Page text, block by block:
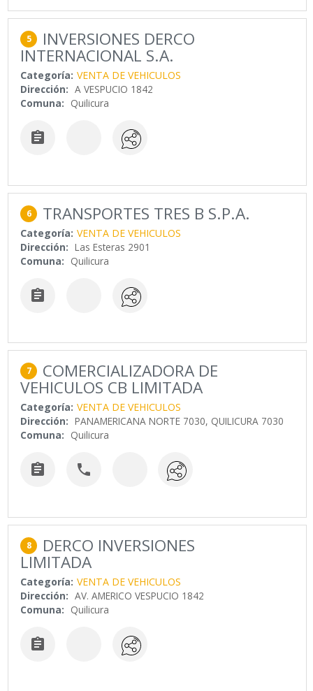
5 INVERSIONES DERCO
INTERNACIONAL S.A.
Categoría: VENTA DE VEHICULOS
Dirección: A VESPUCIO 1842
Comuna: Quilicura

6 TRANSPORTES TRES B S.P.A.
Categoría: VENTA DE VEHICULOS
Dirección: Las Esteras 2901
Comuna: Quilicura

7 COMERCIALIZADORA DE
VEHICULOS CB LIMITADA
Categoría: VENTA DE VEHICULOS
Dirección: PANAMERICANA NORTE 7030, QUILICURA 7030
Comuna: Quilicura
 
8 DERCO INVERSIONES
LIMITADA
Categoría: VENTA DE VEHICULOS
Dirección: AV. AMERICO VESPUCIO 1842
Comuna: Quilicura
